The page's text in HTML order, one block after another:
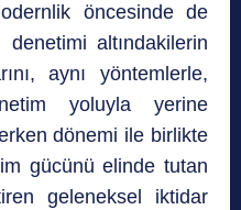
öncesinde de
altındakilerin
aynı yöntemlerle,
yoluyla yerine
dönemi ile birlikte
gücünü elinde tutan
geleneksel iktidar